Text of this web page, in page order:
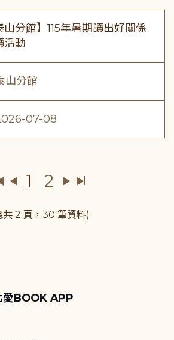
山分館】115年暑期讀出好關係
活動
山分館
07-08
1 2
共 2 頁，30 筆資料)
愛BOOK APP